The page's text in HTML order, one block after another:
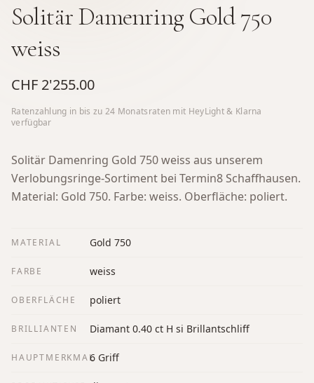
Solitär Damenring Gold 750
weiss
CHF 2'255.00
Ratenzahlung in bis zu 24 Monatsraten mit HeyLight & Klarna
verfügbar
Solitär Damenring Gold 750 weiss aus unserem
Verlobungsringe-Sortiment bei Termin8 Schaffhausen.
Material: Gold 750. Farbe: weiss. Oberfläche: poliert.
MATERIAL Gold 750
FARBE weiss
OBERFLÄCHE poliert
BRILLIANTEN Diamant 0.40 ct H si Brillantschliff
HAUPTMERKMAL6 Griff